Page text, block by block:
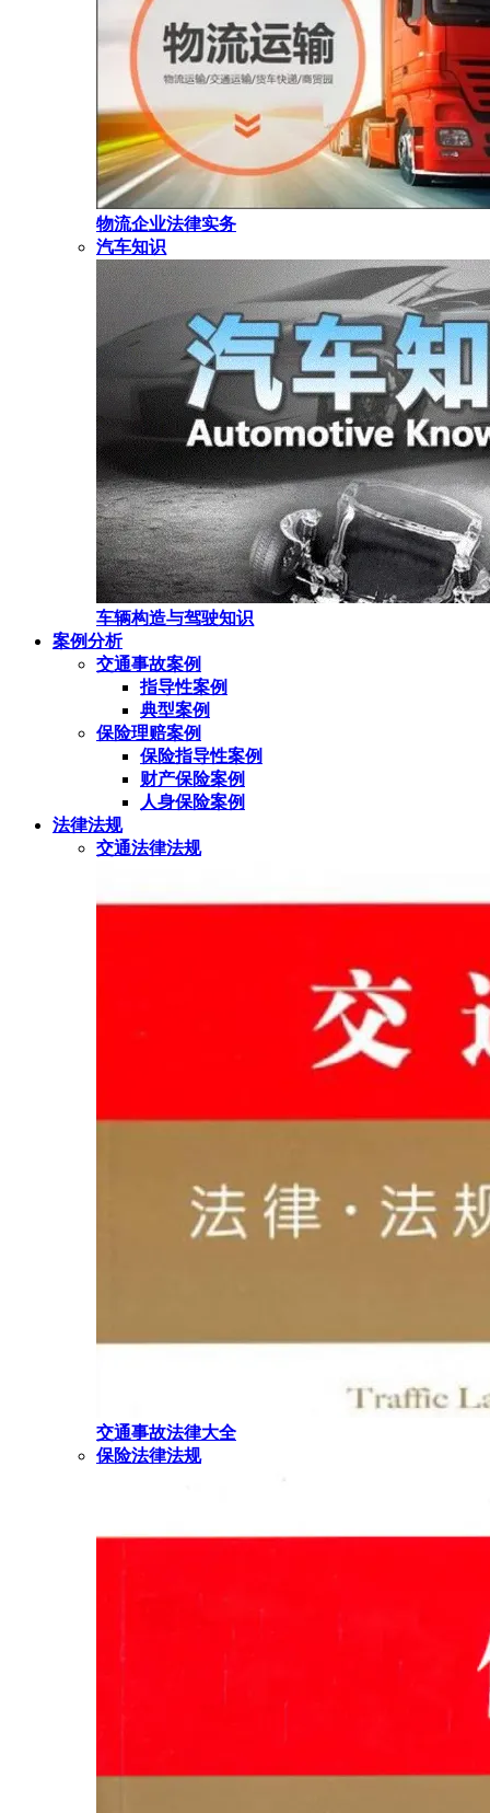
物流企业法律实务
汽车知识
车辆构造与驾驶知识
案例分析
交通事故案例
指导性案例
典型案例
保险理赔案例
保险指导性案例
财产保险案例
人身保险案例
法律法规
交通法律法规
交通事故法律大全
保险法律法规